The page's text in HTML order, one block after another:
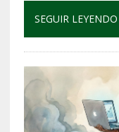
SEGUIR LEYENDO